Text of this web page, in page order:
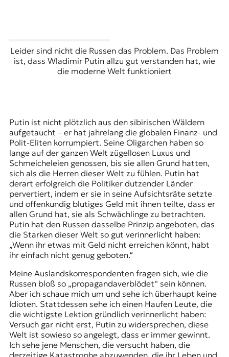
Leider sind nicht die Russen das Problem. Das Problem
ist, dass Wladimir Putin allzu gut verstanden hat, wie
die moderne Welt funktioniert
Putin ist nicht plötzlich aus den sibirischen Wäldern
aufgetaucht – er hat jahrelang die globalen Finanz- und
Polit-Eliten korrumpiert. Seine Oligarchen haben so
lange auf der ganzen Welt zügellosen Luxus und
Schmeicheleien genossen, bis sie allen Grund hatten,
sich als die Herren dieser Welt zu fühlen. Putin hat
derart erfolgreich die Politiker dutzender Länder
pervertiert, indem er sie in seine Aufsichtsräte setzte
und offenkundig blutiges Geld mit ihnen teilte, dass er
allen Grund hat, sie als Schwächlinge zu betrachten.
Putin hat den Russen dasselbe Prinzip angeboten, das
die Starken dieser Welt so gut verinnerlicht haben:
„Wenn ihr etwas mit Geld nicht erreichen könnt, habt
ihr einfach nicht genug geboten.“
Meine Auslandskorrespondenten fragen sich, wie die
Russen bloß so „propagandaverblödet“ sein können.
Aber ich schaue mich um und sehe ich überhaupt keine
Idioten. Stattdessen sehe ich einen Haufen Leute, die
die wichtigste Lektion gründlich verinnerlicht haben:
Versuch gar nicht erst, Putin zu widersprechen, diese
Welt ist sowieso so angelegt, dass er immer gewinnt.
Ich sehe jene Menschen, die versucht haben, die